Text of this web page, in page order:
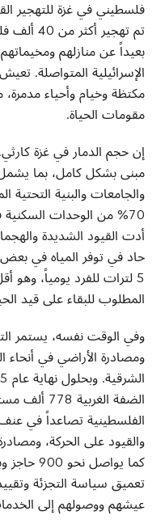
فلسطيني في غزة للتهجير
تم
بعيداً عن منازلهم
الإسرائيلية المتواصلة.
مكتظة وخيام وأحياء
مقومات الحياة.
مبنى بشكل كامل، بما
والجامعات والبنية التحتية
70% من الوحدات السكنية
أدت القيود الشديدة
5 لترات للفرد يومياً، وهو
المطلوب للبقاء على قيد
وفي الوقت نفسه، يستمر
ومصادرة الأراضي في أنحاء
الضفة
الفلسطينية تصاعداً في
والقيود على الحركة،
كما
تعميق سياسة التجزئة
عيشهم ووصولهم إلى